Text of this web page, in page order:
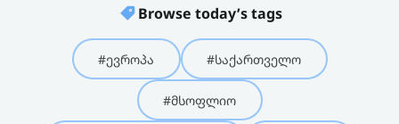
Browse today’s tags
#ევროპა #საქართველო
#მსოფლიო